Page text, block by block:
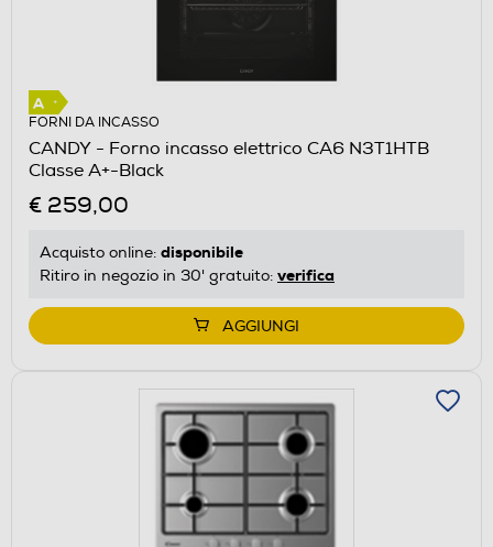
FORNI DA INCASSO
CANDY - Forno incasso elettrico CA6 N3T1HTB
Classe A+-Black
€ 259,00
Acquisto online: disponibile
Ritiro in negozio in 30' gratuito: verifica
AGGIUNGI